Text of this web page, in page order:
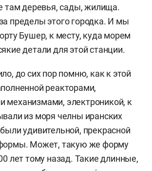
там деревья, сады, жилища.
пределы этого городка. И мы
Бушер, к месту, куда морем
детали для этой станции.
до сих пор помню, как к этой
реакторами,
механизмами, электроникой, к
из моря челны иранских
удивительной, прекрасной
Может, такую же форму
лет тому назад. Такие длинные,